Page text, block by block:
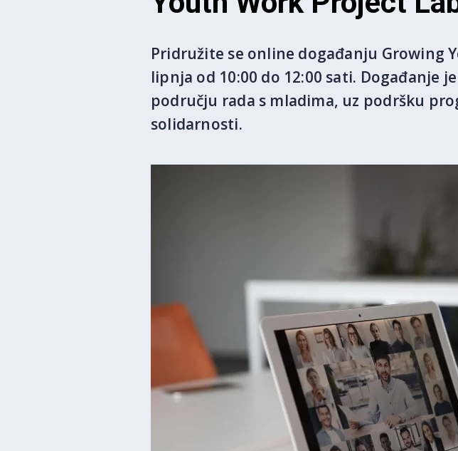
Pridružite se online događanju Growing
lipnja od 10:00 do 12:00 sati.
području rada s mladima, uz podršku
solidarnosti.